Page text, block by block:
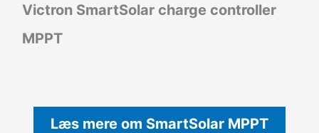
Victron SmartSolar charge controller
MPPT
Læs mere om SmartSolar MPPT